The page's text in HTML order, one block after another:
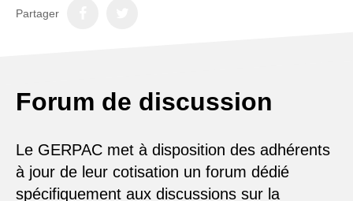
Partager
Forum de discussion
Le GERPAC met à disposition des adhérents
à jour de leur cotisation un forum dédié
spécifiquement aux discussions sur la